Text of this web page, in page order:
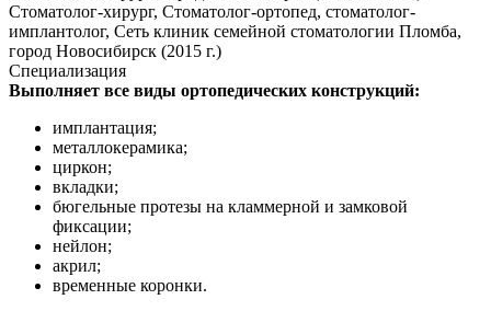
Стоматолог-хирург, Стоматолог-ортопед, стоматолог-
имплантолог, Сеть клиник семейной стоматологии Пломба,
город Новосибирск (2015 г.)
Специализация
Выполняет все виды ортопедических конструкций:
имплантация;
металлокерамика;
циркон;
вкладки;
бюгельные протезы на кламмерной и замковой
фиксации;
нейлон;
акрил;
временные коронки.